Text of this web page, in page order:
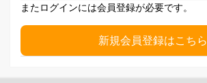
またログインには会員登録が必要です。
新規会員登録はこちら